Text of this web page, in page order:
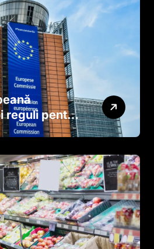
reguli pentru
electronice